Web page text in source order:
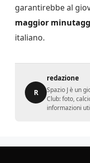
garantirebbe al
maggior
italiano.
R
redazione
Spazio J è un
Club: foto,
informazioni